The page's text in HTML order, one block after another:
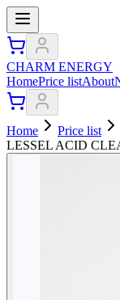
CHARM ENERGY
HomePrice listAbout
Home Price list
LESSEL ACID